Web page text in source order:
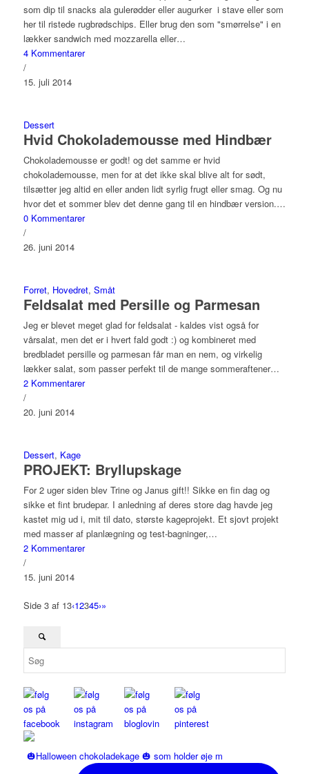
som dip til snacks ala gulerødder eller augurker i stave eller som
her til ristede rugbrødschips. Eller brug den som "smørrelse" i en
lækker sandwich med mozzarella eller…
4 Kommentarer
/
15. juli 2014
Dessert
Hvid Chokolademousse med Hindbær
Chokolademousse er godt! og det samme er hvid
chokolademousse, men for at det ikke skal blive alt for sødt,
tilsætter jeg altid en eller anden lidt syrlig frugt eller smag. Og nu
hvor det et sommer blev det denne gang til en hindbær version.…
0 Kommentarer
/
26. juni 2014
Forret, Hovedret, Småt
Feldsalat med Persille og Parmesan
Jeg er blevet meget glad for feldsalat - kaldes vist også for
vårsalat, men det er i hvert fald godt :) og kombineret med
bredbladet persille og parmesan får man en nem, og virkelig
lækker salat, som passer perfekt til de mange sommeraftener…
2 Kommentarer
/
20. juni 2014
Dessert, Kage
PROJEKT: Bryllupskage
For 2 uger siden blev Trine og Janus gift!! Sikke en fin dag og
sikke et fint brudepar. I anledning af deres store dag havde jeg
kastet mig ud i, mit til dato, største kageprojekt. Et sjovt projekt
med masser af planlægning og test-bagninger,…
2 Kommentarer
/
15. juni 2014
Side 3 af 13‹12345›»
🎃Halloween chokoladekage 🎃 som holder øje m